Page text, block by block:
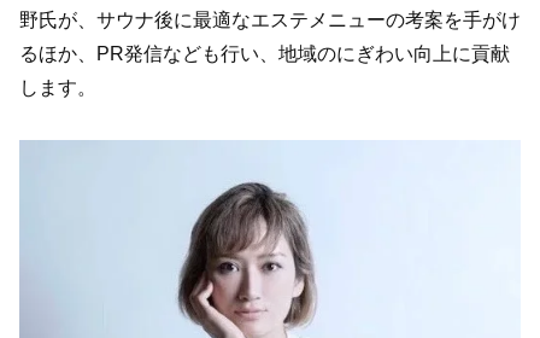
野氏が、サウナ後に最適なエステメニューの考案を手がけ
るほか、PR発信なども行い、地域のにぎわい向上に貢献
します。